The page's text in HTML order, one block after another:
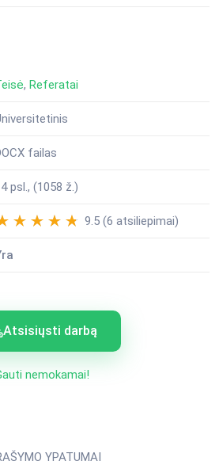
, Referatai
failas
psl., (1058 ž.)
9.5 (6 atsiliepimai)
Atsisiųsti darbą
nemokamai!
YPATUMAI